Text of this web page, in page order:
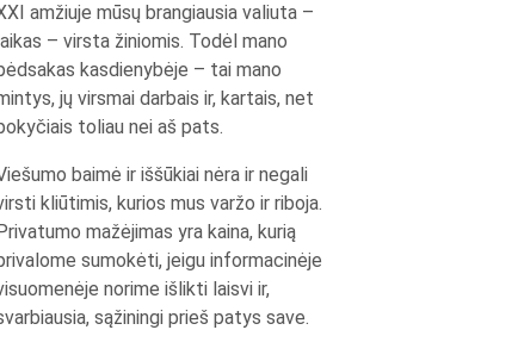
amžiuje mūsų brangiausia valiuta –
– virsta žiniomis. Todėl mano
kasdienybėje – tai mano
jų virsmai darbais ir, kartais, net
toliau nei aš pats.
baimė ir iššūkiai nėra ir negali
kliūtimis, kurios mus varžo ir riboja.
mažėjimas yra kaina, kurią
sumokėti, jeigu informacinėje
norime išlikti laisvi ir,
sąžiningi prieš patys save.